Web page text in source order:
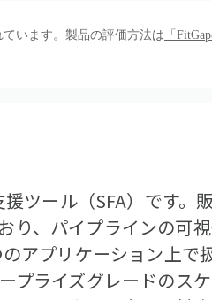
います。製品の評価方法は 「
ツール（SFA）です。
り、パイプラインの可
アプリケーション上で
プライズグレードのス